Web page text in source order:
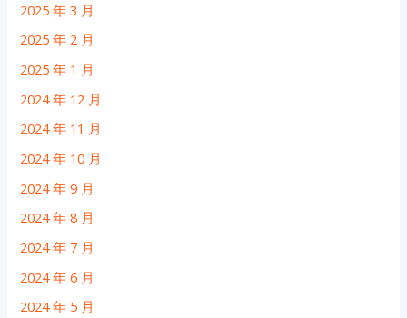
2025 年 3 月
2025 年 2 月
2025 年 1 月
2024 年 12 月
2024 年 11 月
2024 年 10 月
2024 年 9 月
2024 年 8 月
2024 年 7 月
2024 年 6 月
2024 年 5 月